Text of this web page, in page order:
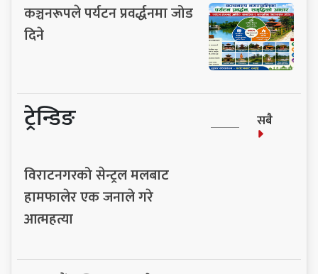
कञ्चनरूपले पर्यटन प्रवर्द्धनमा जोड
दिने
ट्रेन्डिङ सबै
विराटनगरको सेन्ट्रल मलबाट
हामफालेर एक जनाले गरे
आत्महत्या